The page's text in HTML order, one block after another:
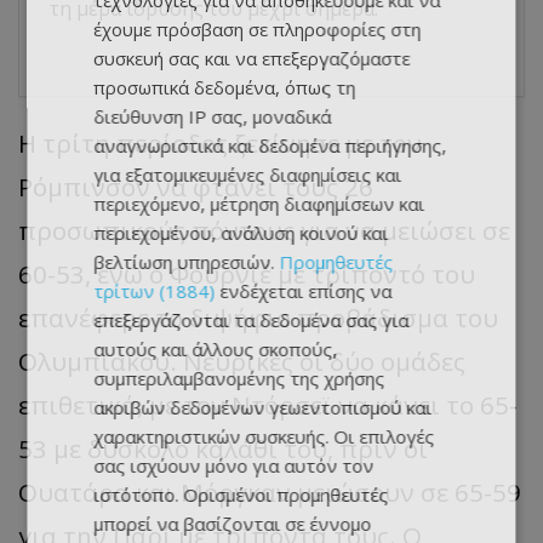
τη μέρα ίδρυσης του μέχρι σήμερα.
Η τρίτη περίοδος ξεκίνησε με τον
Ρόμπινσον να φτάνει τους 26
προσωπικούς πόντους για να μειώσει σε
60-53, ενώ ο Φουρνιέ με τρίποντό του
επανέφερε το διψήφιο προβάδισμα του
Ολυμπιακού. Νευρικές οι δύο ομάδες
επιθετικά, με τον Ντόρσεϊ να κάνει το 65-
53 με δύσκολο καλάθι του, πριν οι
Ουατάρα και Μόργκαν μειώσουν σε 65-59
για την Παρί με τρίποντά τους. Ο
έχουμε πρόσβαση σε πληροφορίες στη
συσκευή σας και να επεξεργαζόμαστε
προσωπικά δεδομένα, όπως τη
διεύθυνση IP σας, μοναδικά
αναγνωριστικά και δεδομένα περιήγησης,
για εξατομικευμένες διαφημίσεις και
περιεχόμενο, μέτρηση διαφημίσεων και
περιεχομένου, ανάλυση κοινού και
βελτίωση υπηρεσιών. Προμηθευτές
τρίτων (1884) ενδέχεται επίσης να
επεξεργάζονται τα δεδομένα σας για
αυτούς και άλλους σκοπούς,
συμπεριλαμβανομένης της χρήσης
ακριβών δεδομένων γεωεντοπισμού και
χαρακτηριστικών συσκευής. Οι επιλογές
σας ισχύουν μόνο για αυτόν τον
ιστότοπο. Ορισμένοι προμηθευτές
μπορεί να βασίζονται σε έννομο